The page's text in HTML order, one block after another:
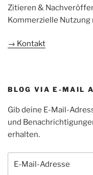
Zitieren &
Kommerzielle Nutzung
→ Kontakt
BLOG VIA E-MAIL
Gib deine E-Mail-
und
erhalten.